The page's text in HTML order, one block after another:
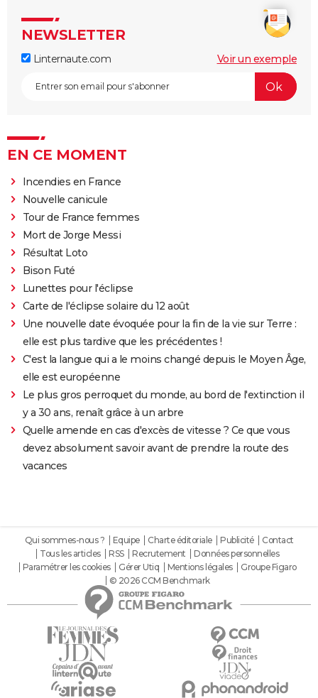
NEWSLETTER
Linternaute.com Voir un exemple
EN CE MOMENT
Incendies en France
Nouvelle canicule
Tour de France femmes
Mort de Jorge Messi
Résultat Loto
Bison Futé
Lunettes pour l'éclipse
Carte de l'éclipse solaire du 12 août
Une nouvelle date évoquée pour la fin de la vie sur Terre :
elle est plus tardive que les précédentes !
C'est la langue qui a le moins changé depuis le Moyen Âge,
elle est européenne
Le plus gros perroquet du monde, au bord de l'extinction il
y a 30 ans, renaît grâce à un arbre
Quelle amende en cas d'excès de vitesse ? Ce que vous
devez absolument savoir avant de prendre la route des
vacances
Qui sommes-nous ? Equipe Charte éditoriale Publicité
Contact
Tous les articles
RSS Recrutement
Données personnelles
Paramétrer les cookies
Gérer Utiq Mentions légales
Groupe Figaro
© 2026 CCM Benchmark